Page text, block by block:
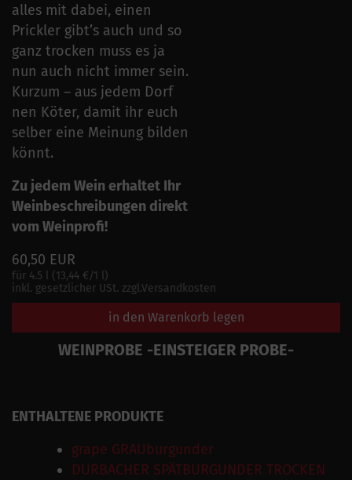
alles mit dabei, einen
Prickler gibt’s auch und so
ganz trocken muss es ja
nun auch nicht immer sein.
Kurzum – aus jedem Dorf
nen Köter, damit ihr euch
selber eine Meinung bilden
könnt.
Zu jedem Wein erhaltet Ihr
Weinbeschreibungen direkt
vom Weinprofi!
60,50 EUR
für 4.5 l (13,44 €/1 l)
inkl. gesetzlicher USt. zzgl.Versandkosten
in den Warenkorb legen
WEINPROBE -EINSTEIGER PROBE-
ENTHALTENE PRODUKTE
grape GRAUburgunder
DURBACHER SPÄTBURGUNDER TROCKEN